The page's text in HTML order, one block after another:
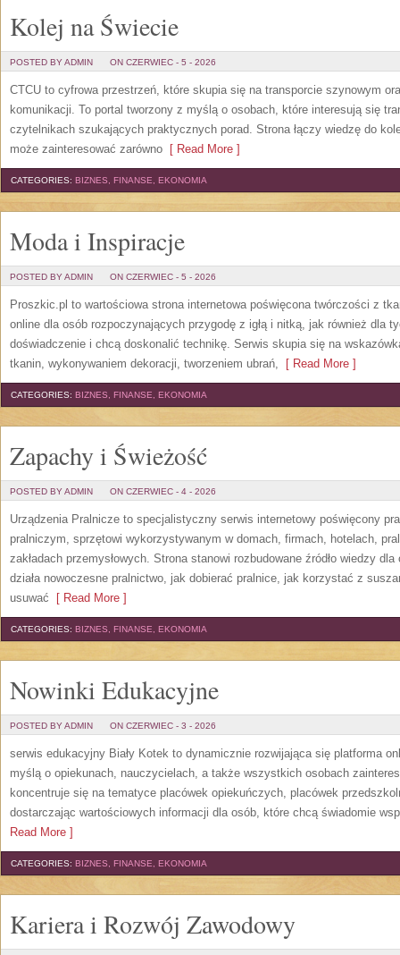
Kolej na Świecie
POSTED BY ADMIN ON CZERWIEC - 5 - 2026
CTCU to cyfrowa przestrzeń, które skupia się na transporcie szynowym
komunikacji. To portal tworzony z myślą o osobach, które interesują się
czytelnikach szukających praktycznych porad. Strona łączy wiedzę do
może zainteresować zarówno [ Read More ]
CATEGORIES: BIZNES, FINANSE, EKONOMIA
Moda i Inspiracje
POSTED BY ADMIN ON CZERWIEC - 5 - 2026
Proszkic.pl to wartościowa strona internetowa poświęcona twórczości z
online dla osób rozpoczynających przygodę z igłą i nitką, jak również dla
doświadczenie i chcą doskonalić technikę. Serwis skupia się na
tkanin, wykonywaniem dekoracji, tworzeniem ubrań, [ Read More ]
CATEGORIES: BIZNES, FINANSE, EKONOMIA
Zapachy i Świeżość
POSTED BY ADMIN ON CZERWIEC - 4 - 2026
Urządzenia Pralnicze to specjalistyczny serwis internetowy poświęcony
pralniczym, sprzętowi wykorzystywanym w domach, firmach, hotelach,
zakładach przemysłowych. Strona stanowi rozbudowane źródło wiedzy
działa nowoczesne pralnictwo, jak dobierać pralnice, jak korzystać z
usuwać [ Read More ]
CATEGORIES: BIZNES, FINANSE, EKONOMIA
Nowinki Edukacyjne
POSTED BY ADMIN ON CZERWIEC - 3 - 2026
serwis edukacyjny Biały Kotek to dynamicznie rozwijająca się platforma
myślą o opiekunach, nauczycielach, a także wszystkich osobach
koncentruje się na tematyce placówek opiekuńczych, placówek
dostarczając wartościowych informacji dla osób, które chcą świadomie
Read More ]
CATEGORIES: BIZNES, FINANSE, EKONOMIA
Kariera i Rozwój Zawodowy